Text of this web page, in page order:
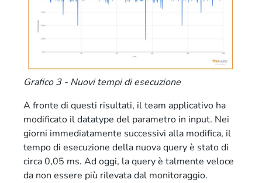
Grafico 3 - Nuovi tempi di esecuzione
A fronte di questi risultati, il team applicativo ha
modificato il datatype del parametro in input. Nei
giorni immediatamente successivi alla modifica, il
tempo di esecuzione della nuova query è stato di
circa 0,05 ms. Ad oggi, la query è talmente veloce
da non essere più rilevata dal monitoraggio.